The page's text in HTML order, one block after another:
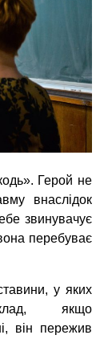
Герой не
внаслідок
звинувачує
перебуває
у яких
якщо
він пережив